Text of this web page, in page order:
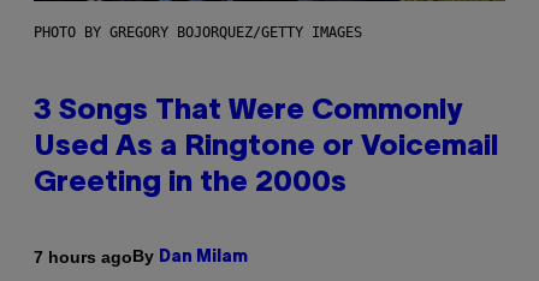
PHOTO BY GREGORY BOJORQUEZ/GETTY IMAGES
3 Songs That Were Commonly
Used As a Ringtone or Voicemail
Greeting in the 2000s
7 hours agoBy Dan Milam